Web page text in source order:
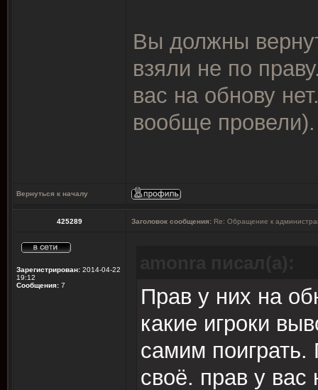
Вы должны
взяли не по
вас на обнову
вообще провели).
Вернуться к началу
425289 Заголовок сообщения: Re: Обращение к
Зарегистрирован: 2014-04-22
19:12
Сообщения: 7
Прав у них на
какие игроки
самим поиграть.
своё. прав у